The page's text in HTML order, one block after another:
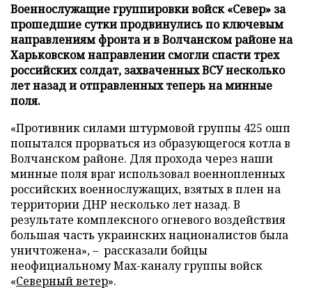
Военнослужащие группировки войск «Север» за
прошедшие сутки продвинулись по ключевым
направлениям фронта и в Волчанском районе на
Харьковском направлении смогли спасти трех
российских солдат, захваченных ВСУ несколько
лет назад и отправленных теперь на минные
поля.
«Противник силами штурмовой группы 425 ошп
попытался прорваться из образующегося котла в
Волчанском районе. Для прохода через наши
минные поля враг использовал военнопленных
российских военнослужащих, взятых в плен на
территории ДНР несколько лет назад. В
результате комплексного огневого воздействия
большая часть украинских националистов была
уничтожена», – рассказали бойцы
неофициальному Max-каналу группы войск
«Северный ветер».